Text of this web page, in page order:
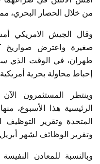
من خلال الحصار البحري،
وقال الجيش الامريكي
صغيرة واعترض صواريخ
طهران، في الوقت الذي
إحباط محاولة بحرية
وينتظر المستثمرون
الرئيسية هذا الأسبوع،
المتحدة وتقرير
وتقرير الوظائف لشهر
وبالنسبة للمعادن